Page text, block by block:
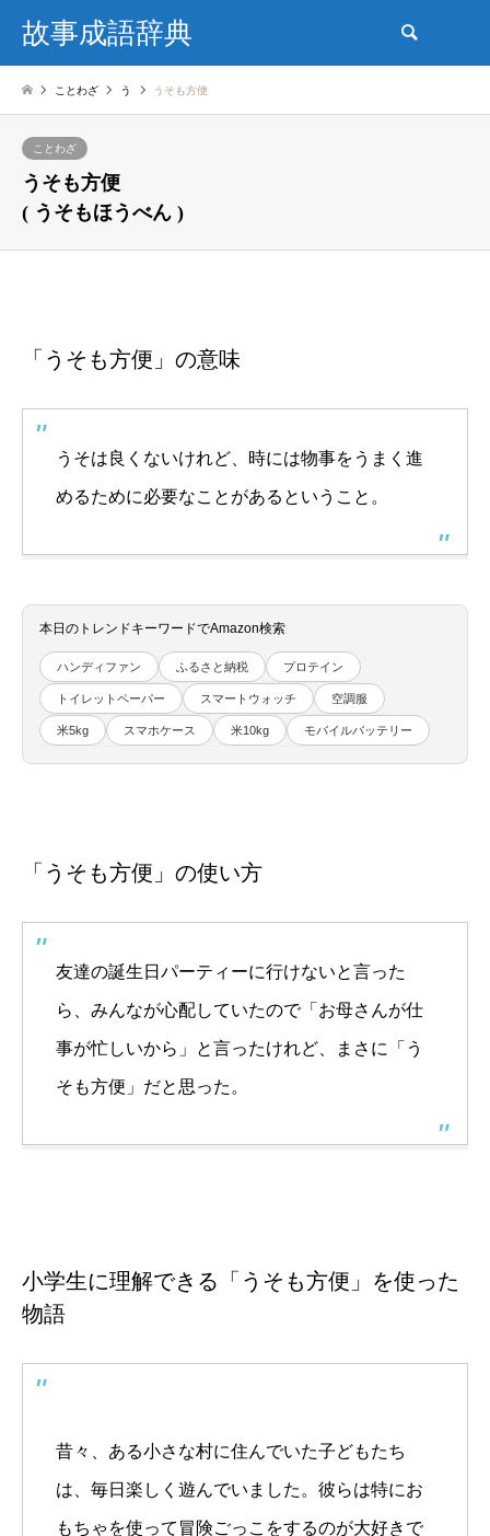
故事成語辞典
ことわざ う うそも方便
ことわざ
うそも方便
( うそもほうべん )
「うそも方便」の意味
うそは良くないけれど、時には物事をうまく進
めるために必要なことがあるということ。
本日のトレンドキーワードでAmazon検索
ハンディファン ふるさと納税 プロテイン
トイレットペーパー スマートウォッチ 空調服
米5kg スマホケース 米10kg モバイルバッテリー
「うそも方便」の使い方
友達の誕生日パーティーに行けないと言った
ら、みんなが心配していたので「お母さんが仕
事が忙しいから」と言ったけれど、まさに「う
そも方便」だと思った。
小学生に理解できる「うそも方便」を使った
物語
昔々、ある小さな村に住んでいた子どもたち
は、毎日楽しく遊んでいました。彼らは特にお
もちゃを使って冒険ごっこをするのが大好きで